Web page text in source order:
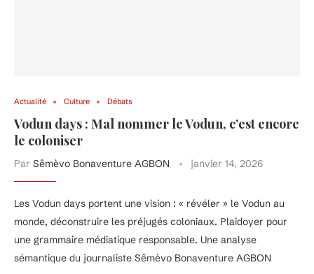
Actualité Culture Débats
Vodun days : Mal nommer le Vodun, c’est encore
le coloniser
Par Sêmèvo Bonaventure AGBON janvier 14, 2026
Les Vodun days portent une vision : « révéler » le Vodun au
monde, déconstruire les préjugés coloniaux. Plaidoyer pour
une grammaire médiatique responsable. Une analyse
sémantique du journaliste Sêmèvo Bonaventure AGBON